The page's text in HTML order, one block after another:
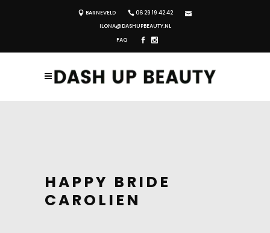
BARNEVELD
06 29 19 42 42
ILONA@DASHUPBEAUTY.NL
FAQ
HAPPY BRIDE
CAROLIEN